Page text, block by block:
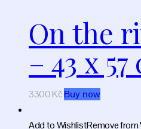
On the
– 43 x 57
3300KčBuy now
Add to WishlistRemove from